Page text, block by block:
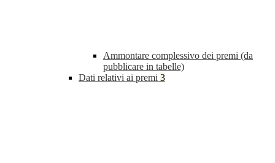
Ammontare complessivo dei premi (da
pubblicare in tabelle)
Dati relativi ai premi 3